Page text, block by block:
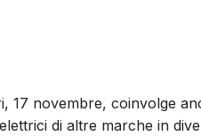
17 novembre, coinvolge
di altre marche in